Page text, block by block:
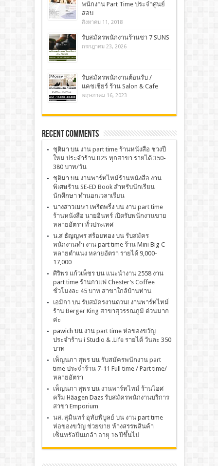
พนักงาน Part Time ประจำศูนย์
สอบ
สิงหาคม 11, 2018
รับสมัครพนักงานร้านชา 7 SUNS
กรกฎาคม 23, 2026
รับสมัครพนักงานต้อนรับ /
แคชเชียร์ ร้าน Salon & Cafe
พฤษภาคม 16, 2023
Recent Comments
ชุติมา บน งาน part time ร้านหนังสือ ช่วงปี
ใหม่ ประจำร้าน B2S ทุกสาขา รายได้ 350-
380 บาท/วัน
ชุติมา บน งานพาร์ทไทม์ร้านหนังสือ งาน
พิเศษร้าน SE-ED Book สำหรับนักเรียน
นักศึกษา ทำนอกเวลาเรียน
นางสาวเมษา เพริดพริ้งบน งาน part time
ร้านหนังสือ นายอินทร์ เปิดรับพนักงานขาย
หลายอัตรา ทั่วประเทศ
น.ส ธัญญพร สร้อยทองบน รับสมัคร
พนักงานทำ งาน part time ร้าน Mini Big C
หลายตำแน่ง หลายอัตรา รายได้ 9,000-
17,000
ศิริพร แก้วเพ็ชรบน เเนะนำงาน 2558 งาน
part time ร้านกาแฟ Chester’s Coffee
ชั่วโมงละ 45 บาท สาขาใกล้บ้านท่าน
เอมิกา บน รับสมัครงานด่วน! งานพาร์ทไทม์
ร้าน Berger King สาขาสุวรรณภูมิ ด่วนมาก
ค่ะ
pawich บน งาน part time ห่อของขวัญ
ประจำร้าน i Studio & .Life รายได้ วันละ 350
บาท
เพ็ญนภา สุพรบน รับสมัครพนักงาน part
time ประจำร้าน 7-11 Full time / Part time/
หลายอัตรา
เพ็ญนภา สุพรบน งานพาร์ทไทม์ ร้านไอศ
ครีม Häagen Dazs รับสมัครพนักงานบริการ
สาขา Emporium
นส. สุมินทร์ อุทัยพิบูลย์ บน งาน part time
ห่อของขวัญ ช่วยขาย ห้างสรรพสินค้า
เซ็นทรัลปิ่นเกล้า อายุ 16 ปีขึ้นไป